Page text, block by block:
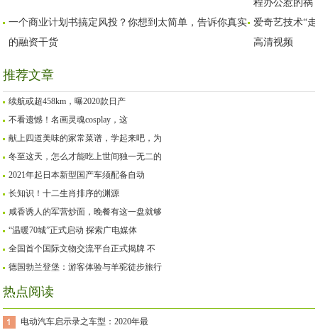
程办公惹的祸
一个商业计划书搞定风投？你想到太简单，告诉你真实
的融资干货
爱奇艺技术“
高清视频
推荐文章
续航或超458km，曝2020款日产
不看遗憾！名画灵魂cosplay，这
献上四道美味的家常菜谱，学起来吧，为
冬至这天，怎么才能吃上世间独一无二的
2021年起日本新型国产车须配备自动
长知识！十二生肖排序的渊源
咸香诱人的军营炒面，晚餐有这一盘就够
“温暖70城”正式启动 探索广电媒体
全国首个国际文物交流平台正式揭牌 不
德国勃兰登堡：游客体验与羊驼徒步旅行
热点阅读
电动汽车启示录之车型：2020年最